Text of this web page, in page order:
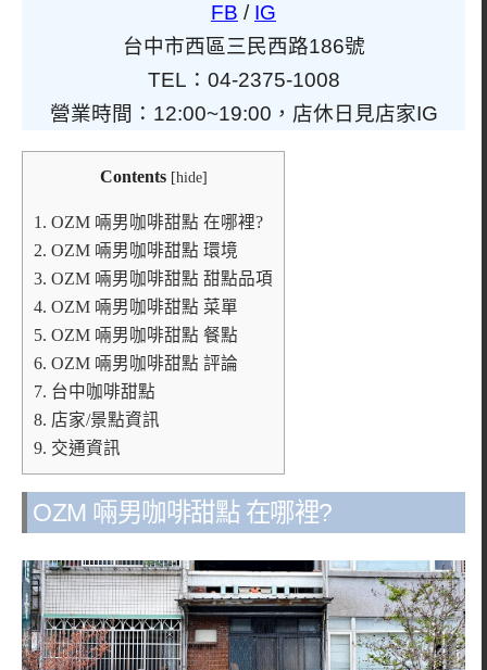
FB / IG
台中市西區三民西路186號
TEL：04-2375-1008
營業時間：12:00~19:00，店休日見店家IG
Contents [hide]
1. OZM 啢男咖啡甜點 在哪裡?
2. OZM 啢男咖啡甜點 環境
3. OZM 啢男咖啡甜點 甜點品項
4. OZM 啢男咖啡甜點 菜單
5. OZM 啢男咖啡甜點 餐點
6. OZM 啢男咖啡甜點 評論
7. 台中咖啡甜點
8. 店家/景點資訊
9. 交通資訊
OZM 啢男咖啡甜點 在哪裡?